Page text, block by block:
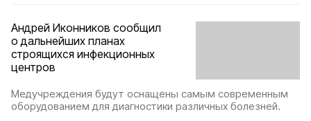
Андрей Иконников сообщил
о дальнейших планах
строящихся инфекционных
центров
Медучреждения будут оснащены самым современным
оборудованием для диагностики различных болезней.